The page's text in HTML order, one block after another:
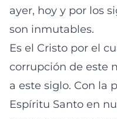
ayer, hoy y por los
son inmutables.
Es el Cristo por el
corrupción de este
a este siglo. Con la
Espíritu Santo en